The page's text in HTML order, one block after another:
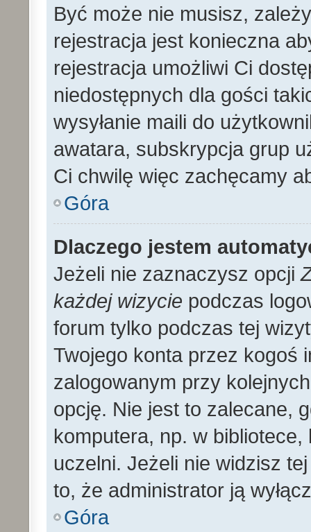
Być może nie musisz,
rejestracja jest konieczna
rejestracja umożliwi Ci
niedostępnych dla gości
wysyłanie maili do
awatara, subskrypcja grup
Ci chwilę więc zachęcamy
Góra
Dlaczego jestem
Jeżeli nie zaznaczysz opcji
każdej wizycie podczas
forum tylko podczas tej
Twojego konta przez kogoś
zalogowanym przy
opcję. Nie jest to zalecane,
komputera, np. w
uczelni. Jeżeli nie widzisz
to, że administrator ją
Góra